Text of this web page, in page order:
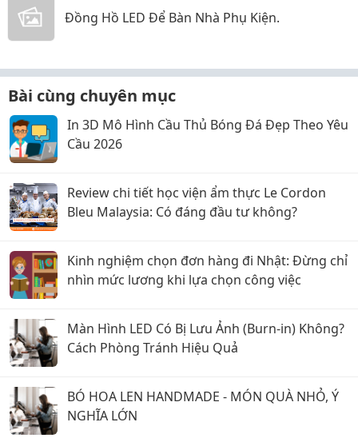
Đồng Hồ LED Để Bàn Nhà Phụ Kiện.
Bài cùng chuyên mục
In 3D Mô Hình Cầu Thủ Bóng Đá Đẹp Theo Yêu
Cầu 2026
Review chi tiết học viện ẩm thực Le Cordon
Bleu Malaysia: Có đáng đầu tư không?
Kinh nghiệm chọn đơn hàng đi Nhật: Đừng chỉ
nhìn mức lương khi lựa chọn công việc
Màn Hình LED Có Bị Lưu Ảnh (Burn-in) Không?
Cách Phòng Tránh Hiệu Quả
BÓ HOA LEN HANDMADE - MÓN QUÀ NHỎ, Ý
NGHĨA LỚN